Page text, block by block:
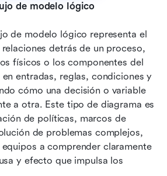
de modelo lógico
de modelo lógico representa el
detrás de un proceso,
físicos o los componentes del
entradas, reglas, condiciones y
cómo una decisión o variable
a otra. Este tipo de diagrama es
de políticas, marcos de
de problemas complejos,
a comprender claramente
y efecto que impulsa los